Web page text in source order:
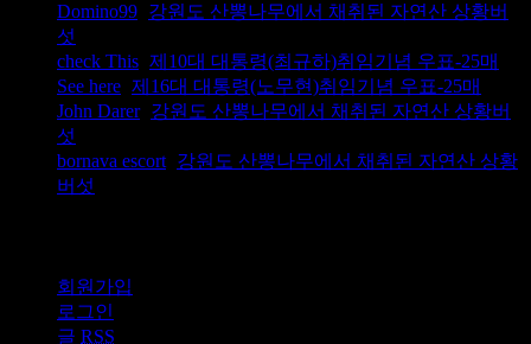
Domino99 강원도 산뽕나무에서 채취된 자연산 상황버
섯
check This 제10대 대통령(최규하)취임기념 우표-25매
See here 제16대 대통령(노무현)취임기념 우표-25매
John Darer( 강원도 산뽕나무에서 채취된 자연산 상황버
섯
bornava escort 강원도 산뽕나무에서 채취된 자연산 상황
버섯
회원가입
로그인
글 RSS